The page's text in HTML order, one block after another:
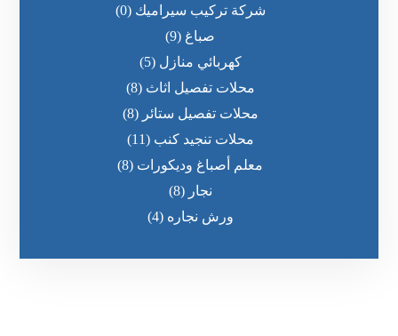
شركة تركيب سيراميك (0)
صباغ (9)
كهربائي منازل (5)
محلات تفصيل اثاث (8)
محلات تفصيل ستائر (8)
محلات تنجيد كنب (11)
معلم أصباغ وديكورات (8)
نجار (8)
ورش نجاره (4)